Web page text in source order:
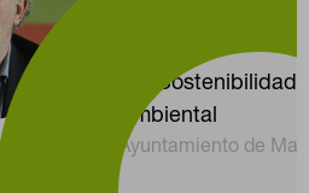
DG Sostenibilidad
Ambiental
Ayuntamiento de
DE COOKIES
TODO